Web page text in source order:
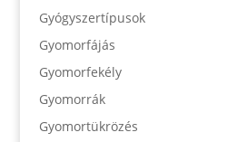
Gyógyszertípusok
Gyomorfájás
Gyomorfekély
Gyomorrák
Gyomortükrözés